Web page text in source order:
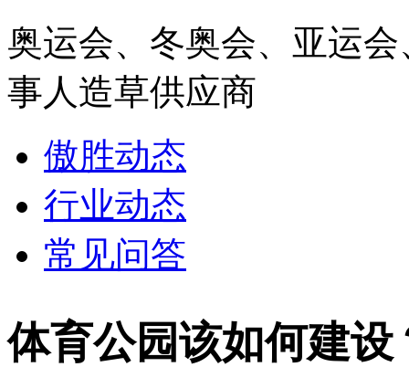
奥运会、冬奥会、亚运
事人造草供应商
傲胜动态
行业动态
常见问答
体育公园该如何建设